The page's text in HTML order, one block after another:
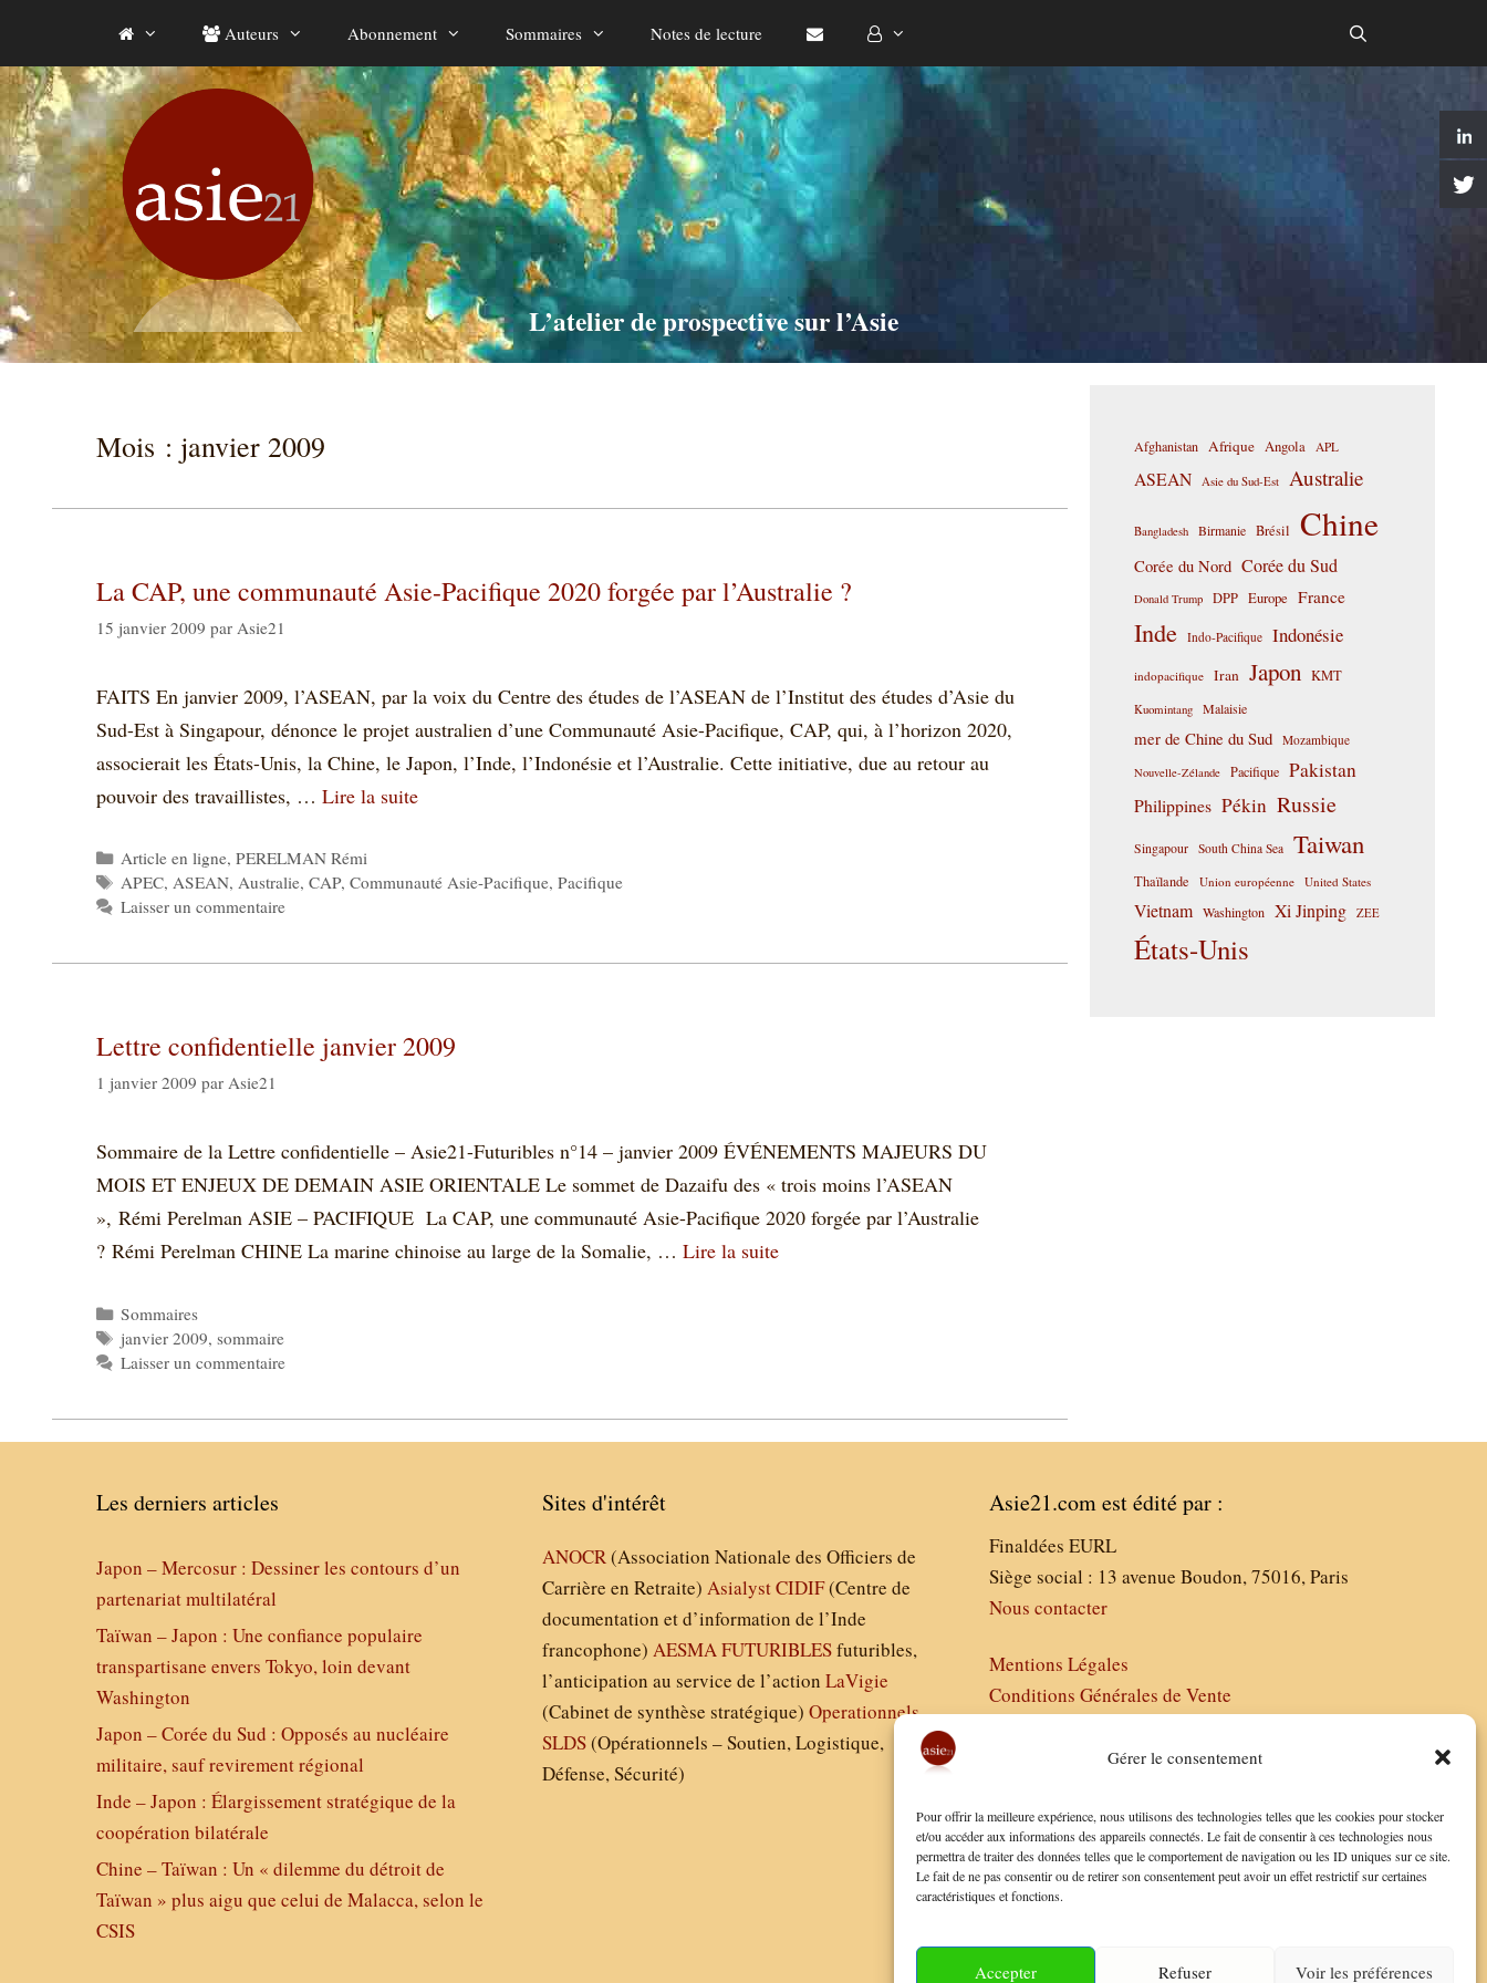
Gérer le consentement
Pour offrir la meilleure expérience, nous utilisons des technologies telles que les cookies pour stocker
et/ou accéder aux informations des appareils connectés. Le fait de consentir à ces technologies nous
permettra de traiter des données telles que le comportement de navigation ou les ID uniques sur ce site.
Le fait de ne pas consentir ou de retirer son consentement peut avoir un effet restrictif sur certaines
caractéristiques et fonctions.
Accepter Refuser Voir les préférences
contenu
Auteurs Abonnement Sommaires Notes de lecture
L’atelier de prospective sur l’Asie
Mois : janvier 2009
La CAP, une communauté Asie-Pacifique 2020 forgée par l’Australie ?
15 janvier 2009 par Asie21
FAITS En janvier 2009, l’ASEAN, par la voix du Centre des études de l’ASEAN de l’Institut des études d’Asie du
Sud-Est à Singapour, dénonce le projet australien d’une Communauté Asie-Pacifique, CAP, qui, à l’horizon 2020,
associerait les États-Unis, la Chine, le Japon, l’Inde, l’Indonésie et l’Australie. Cette initiative, due au retour au
pouvoir des travaillistes, … Lire la suite
Catégories
Article en ligne,PERELMAN Rémi
Étiquettes
APEC,ASEAN,Australie,CAP,Communauté Asie-Pacifique,Pacifique
Laisser un commentaire
Lettre confidentielle janvier 2009
1 janvier 2009 par Asie21
Sommaire de la Lettre confidentielle – Asie21-Futuribles n°14 – janvier 2009 ÉVÉNEMENTS MAJEURS DU
MOIS ET ENJEUX DE DEMAIN ASIE ORIENTALE Le sommet de Dazaifu des « trois moins l’ASEAN
», Rémi Perelman ASIE – PACIFIQUE La CAP, une communauté Asie-Pacifique 2020 forgée par l’Australie
? Rémi Perelman CHINE La marine chinoise au large de la Somalie, … Lire la suite
Catégories
Sommaires
Étiquettes
janvier 2009,sommaire
Laisser un commentaire
Afghanistan Afrique Angola APL
ASEAN Asie du Sud-Est Australie
Bangladesh Birmanie Brésil Chine
Corée du Nord Corée du Sud
Donald Trump DPP Europe France
Inde Indo-Pacifique Indonésie
indopacifique Iran Japon KMT
Kuomintang Malaisie
mer de Chine du Sud Mozambique
Nouvelle-Zélande Pacifique Pakistan
Philippines Pékin Russie
Singapour South China Sea Taiwan
Thaïlande Union européenne United States
Vietnam Washington Xi Jinping ZEE
États-Unis
Les derniers articles
Japon – Mercosur : Dessiner les contours d’un
partenariat multilatéral
Taïwan – Japon : Une confiance populaire
transpartisane envers Tokyo, loin devant
Washington
Japon – Corée du Sud : Opposés au nucléaire
militaire, sauf revirement régional
Inde – Japon : Élargissement stratégique de la
coopération bilatérale
Chine – Taïwan : Un « dilemme du détroit de
Taïwan » plus aigu que celui de Malacca, selon le
CSIS
Sites d'intérêt
ANOCR (Association Nationale des Officiers de
Carrière en Retraite) AsialystCIDIF(Centre de
documentation et d’information de l’Inde
francophone) AESMA FUTURIBLESfuturibles,
l’anticipation au service de l’actionLaVigie
(Cabinet de synthèse stratégique)Operationnels
SLDS(Opérationnels – Soutien, Logistique,
Défense, Sécurité)
Asie21.com est édité par :
Finaldées EURL
Siège social : 13 avenue Boudon, 75016, Paris
Nous contacter
Mentions Légales
Conditions Générales de Vente